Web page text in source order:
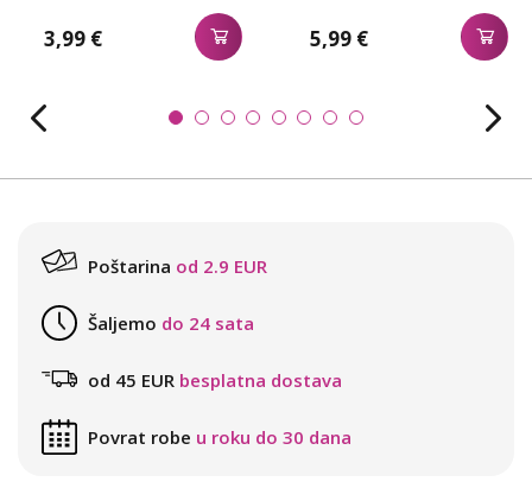
3,99 € 5,99 €
Poštarina od 2.9 EUR
Šaljemo do 24 sata
od 45 EUR besplatna dostava
Povrat robe u roku do 30 dana